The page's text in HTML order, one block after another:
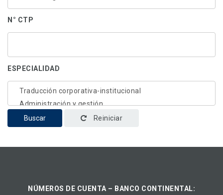
N° CTP
ESPECIALIDAD
Buscar Reiniciar
NÚMEROS DE CUENTA – BANCO CONTINENTAL: